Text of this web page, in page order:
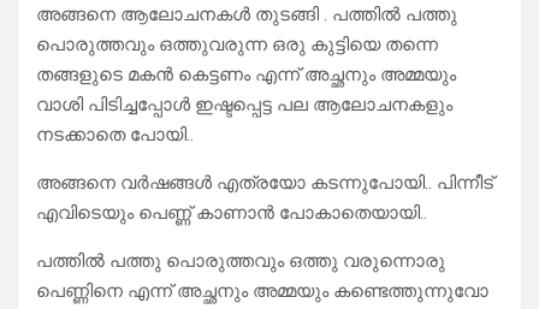
അങ്ങനെ ആലോചനകൾ തുടങ്ങി . പത്തിൽ പത്തു
പൊരുത്തവും ഒത്തുവരുന്ന ഒരു കുട്ടിയെ തന്നെ
തങ്ങളുടെ മകൻ കെട്ടണം എന്ന് അച്ഛനും അമ്മയും
വാശി പിടിച്ചപ്പോൾ ഇഷ്ടപ്പെട്ട പല ആലോചനകളും
നടക്കാതെ പോയി..
അങ്ങനെ വർഷങ്ങൾ എത്രയോ കടന്നുപോയി.. പിന്നീട്
എവിടെയും പെണ്ണ് കാണാൻ പോകാതെയായി..
പത്തിൽ പത്തു പൊരുത്തവും ഒത്തു വരുന്നൊരു
പെണ്ണിനെ എന്ന് അച്ഛനും അമ്മയും കണ്ടെത്തുന്നുവോ